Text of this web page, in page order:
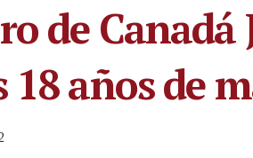
de Canadá
18 años de